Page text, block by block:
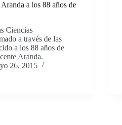
a los 88 años de
Ciencias
a través de las
a los 88 años de
Aranda.
26, 2015